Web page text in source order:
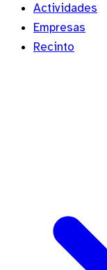
Actividades
Empresas
Recinto